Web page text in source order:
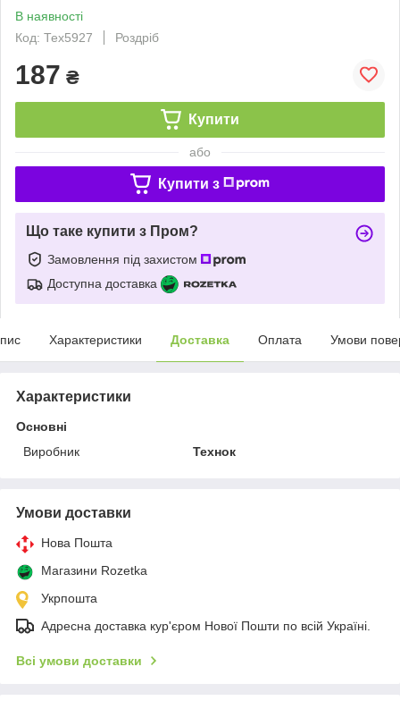
В наявності
Код: Тех5927
Роздріб
187 ₴
Купити
або
Купити з
Що таке купити з Пром?
Замовлення під захистом
Доступна доставка
Характеристики Доставка Оплата Умови
Характеристики
Основні
Виробник
Технок
Умови доставки
Нова Пошта
Магазини Rozetka
Укрпошта
Адресна доставка кур'єром Нової Пошти по всій Україні.
Всі умови доставки